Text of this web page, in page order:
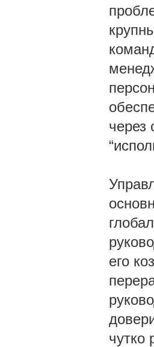
через
его
чутко